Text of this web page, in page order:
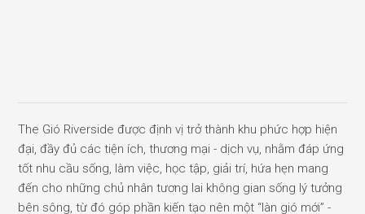
The Gió Riverside được định vị trở thành khu phức hợp hiện
đại, đầy đủ các tiện ích, thương mại - dịch vụ, nhằm đáp ứng
tốt nhu cầu sống, làm việc, học tập, giải trí, hứa hẹn mang
đến cho những chủ nhân tương lai không gian sống lý tưởng
bên sông, từ đó góp phần kiến tạo nên một “làn gió mới” -